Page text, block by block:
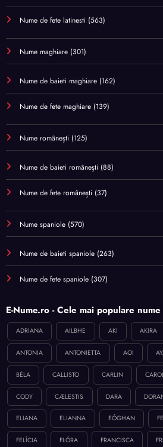
Nume de fete latinesti (563)
Nume maghiare (301)
Nume de baieti maghiare (162)
Nume de fete maghiare (139)
Nume românești (125)
Nume de baieti românești (88)
Nume de fete românești (37)
Nume spaniole (570)
Nume de baieti spaniole (263)
Nume de fete spaniole (307)
E-Nume.ro - Cele mai populare nume
ADRIANA AILBHE AKI AKIRA
ANTONIA ANTONIETTA AOI
BÉLA CALLISTO CARLIN
CODY CÆLESTIS DARA
ELIANA ELIANNA EÓGHAN
FELÍCIA FLÓRA FRANCISCA